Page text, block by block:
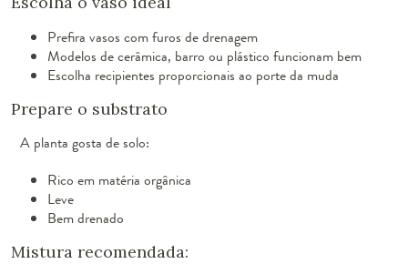
Prefira vasos com furos de drenagem
Modelos de cerâmica, barro ou plástico funcionam bem
Escolha recipientes proporcionais ao porte da muda
Prepare o substrato
A planta gosta de solo:
Rico em matéria orgânica
Leve
Bem drenado
Mistura recomendada: